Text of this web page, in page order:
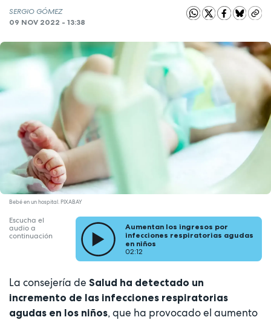
SERGIO GÓMEZ
09 NOV 2022 - 13:38
Bebé en un hospital. PIXABAY
Escucha el
audio a
continuación
Aumentan los ingresos por
infecciones respiratorias agudas
en niños
02:12
La consejería de Salud ha detectado un
incremento de las infecciones respiratorias
agudas en los niños, que ha provocado el aumento